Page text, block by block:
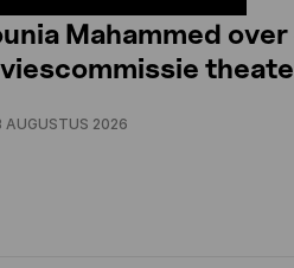
Mahammed over
AUGUSTUS 2026